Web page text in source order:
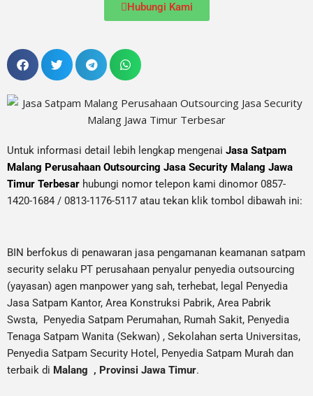
Hubungi Kami
Untuk informasi detail lebih lengkap mengenai Jasa Satpam
Malang Perusahaan Outsourcing Jasa Security Malang Jawa
Timur Terbesar hubungi nomor telepon kami dinomor 0857-
1420-1684 / 0813-1176-5117 atau tekan klik tombol dibawah ini:
BIN berfokus di penawaran jasa pengamanan keamanan satpam
security selaku PT perusahaan penyalur penyedia outsourcing
(yayasan) agen manpower yang sah, terhebat, legal Penyedia
Jasa Satpam Kantor, Area Konstruksi Pabrik, Area Pabrik
Swsta, Penyedia Satpam Perumahan, Rumah Sakit, Penyedia
Tenaga Satpam Wanita (Sekwan) , Sekolahan serta Universitas,
Penyedia Satpam Security Hotel, Penyedia Satpam Murah dan
terbaik di Malang , Provinsi Jawa Timur.